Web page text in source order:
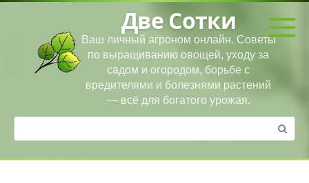
Перейти
Две Сотки
Ваш личный агроном онлайн. Советы
по выращиванию овощей, уходу за
садом и огородом, борьбе с
вредителями и болезнями растений
— всё для богатого урожая.
Поиск: